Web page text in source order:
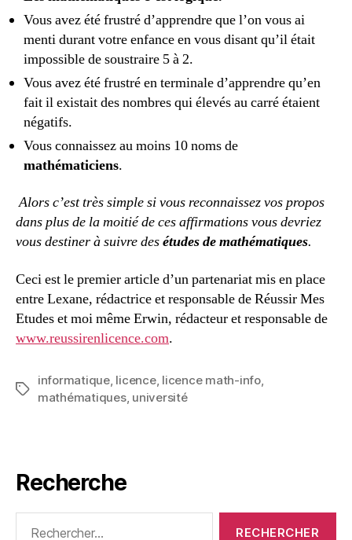
Vous avez été frustré d’apprendre que l’on vous ai
menti durant votre enfance en vous disant qu’il était
impossible de soustraire 5 à 2.
Vous avez été frustré en terminale d’apprendre qu’en
fait il existait des nombres qui élevés au carré étaient
négatifs.
Vous connaissez au moins 10 noms de
mathématiciens.
Alors c’est très simple si vous reconnaissez vos propos
dans plus de la moitié de ces affirmations vous devriez
vous destiner à suivre desétudes de mathématiques.
Ceci est le premier article d’un partenariat mis en place
entre Lexane, rédactrice et responsable de Réussir Mes
Etudes et moi même Erwin, rédacteur et responsable de
www.reussirenlicence.com.
Étiquettes
informatique, licence, licence math-info,
mathématiques, université
Recherche